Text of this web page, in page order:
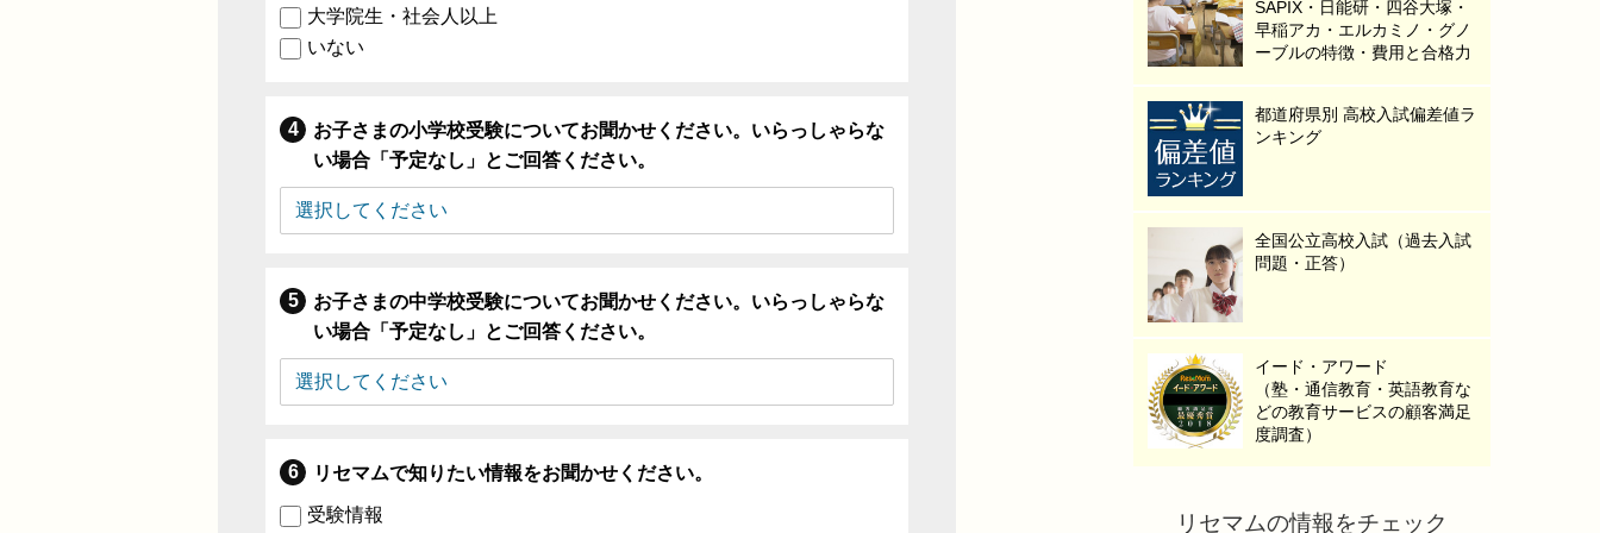
大学院生・社会人以上
いない
お子さまの小学校受験についてお聞かせください。いらっしゃらな
い場合「予定なし」とご回答ください。
お子さまの中学校受験についてお聞かせください。いらっしゃらな
い場合「予定なし」とご回答ください。
リセマムで知りたい情報をお聞かせください。
受験情報
SAPIX・日能研・四谷大塚・
早稲アカ・エルカミノ・グノ
ーブルの特徴・費用と合格力
都道府県別 高校入試偏差値ラ
ンキング
全国公立高校入試（過去入試
問題・正答）
イード・アワード
（塾・通信教育・英語教育な
どの教育サービスの顧客満足
度調査）
リセマムの情報をチェック